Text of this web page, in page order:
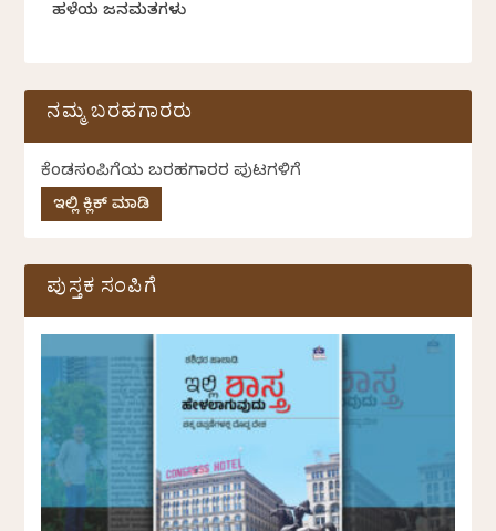
ಹಳೆಯ ಜನಮತಗಳು
ನಮ್ಮ ಬರಹಗಾರರು
ಕೆಂಡಸಂಪಿಗೆಯ ಬರಹಗಾರರ ಪುಟಗಳಿಗೆ
ಇಲ್ಲಿ ಕ್ಲಿಕ್ ಮಾಡಿ
ಪುಸ್ತಕ ಸಂಪಿಗೆ